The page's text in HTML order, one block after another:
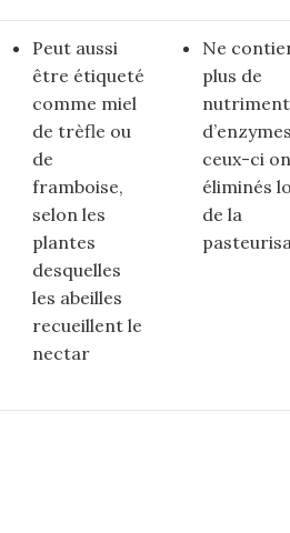
Peut aussi
être étiqueté
comme miel
de trèfle ou
de
framboise,
selon les
plantes
desquelles
les abeilles
recueillent le
nectar
Ne
plus de
ceux-ci
éliminés
de la